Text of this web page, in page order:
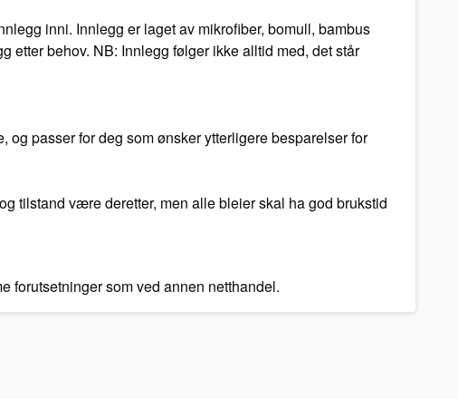
inni. Innlegg er laget av mikrofiber, bomull, bambus
etter behov. NB: Innlegg følger ikke alltid med, det står
passer for deg som ønsker ytterligere besparelser for
tilstand være deretter, men alle bleier skal ha god brukstid
forutsetninger som ved annen netthandel.